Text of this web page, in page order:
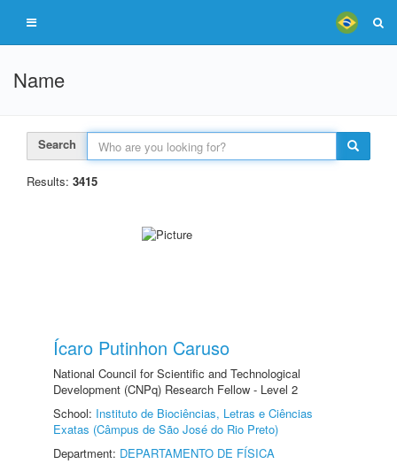
Name
Search
Results: 3415
Ícaro Putinhon Caruso
National Council for Scientific and Technological
Development (CNPq) Research Fellow - Level 2
School: Instituto de Biociências, Letras e Ciências
Exatas (Câmpus de São José do Rio Preto)
Department: DEPARTAMENTO DE FÍSICA